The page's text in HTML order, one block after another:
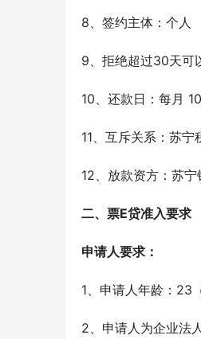
8、签约主体：个人
9、拒绝超过30天可
10、还款日：每月
11、互斥关系：苏
12、放款资方：苏宁
二、票E贷准入要求
申请人要求：
1、申请人年龄：23
2、申请人为企业法